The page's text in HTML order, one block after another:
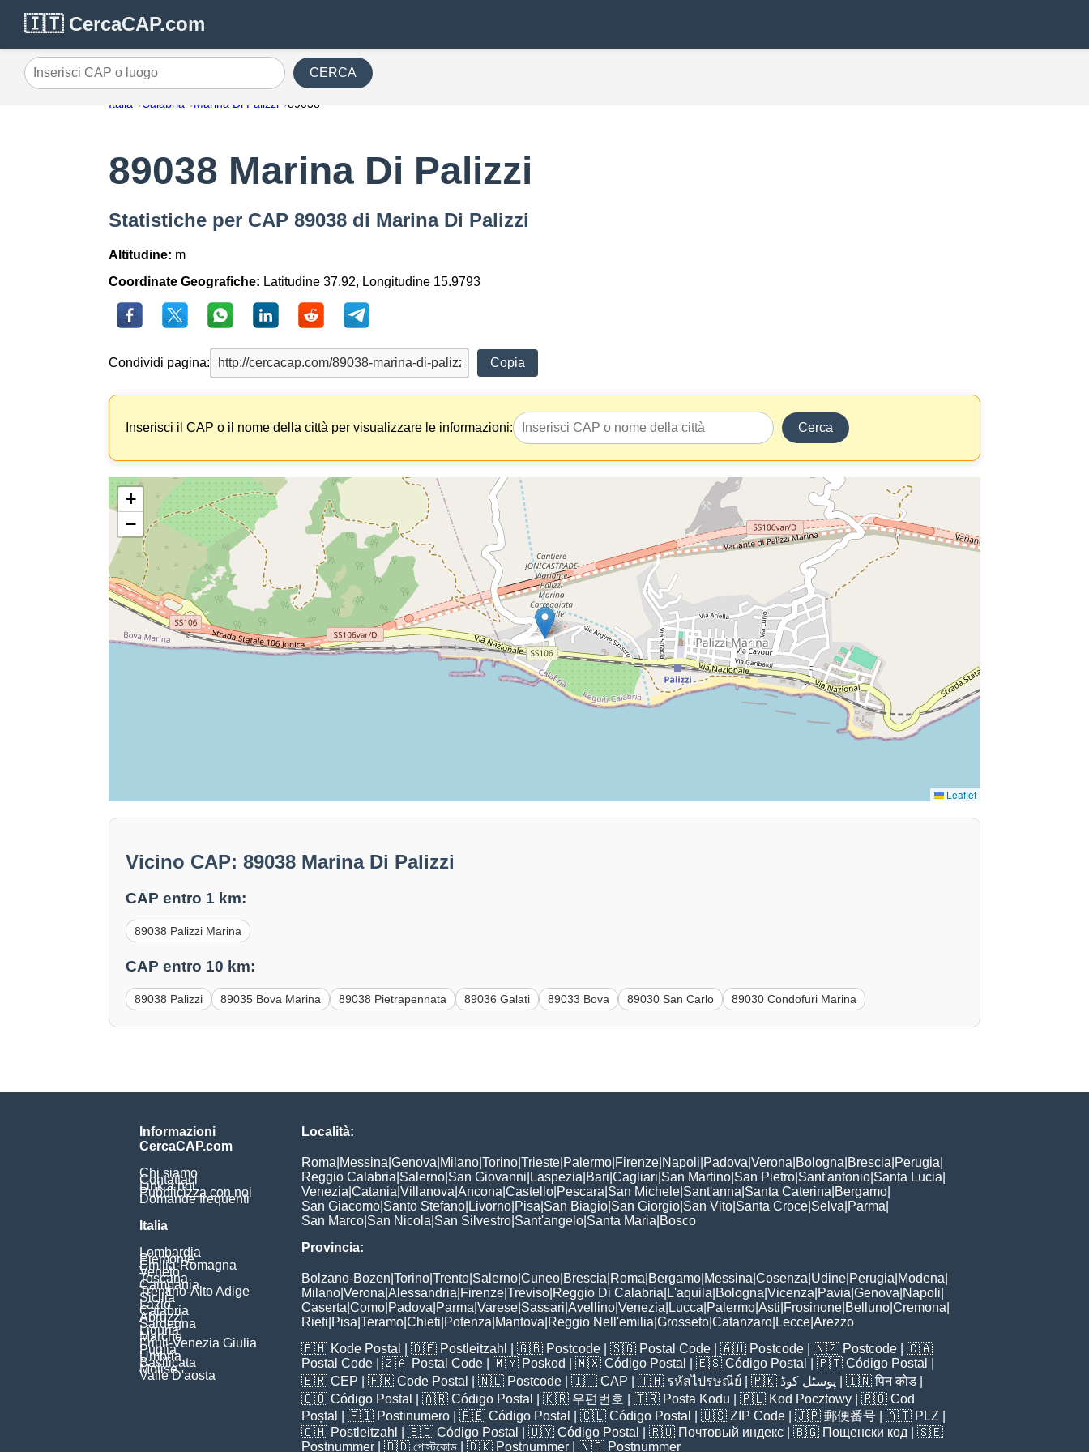
🇮🇹 CercaCAP.com
Inserisci CAP o luogo CERCA
Italia Calabria Marina Di Palizzi 89038
89038 Marina Di Palizzi
Statistiche per CAP 89038 di Marina Di Palizzi
Altitudine: m
Coordinate Geografiche: Latitudine 37.92, Longitudine 15.9793
Condividi pagina: Copia
Inserisci il CAP o il nome della città per visualizzare le informazioni: Cerca
+
−
Leaflet
Vicino CAP: 89038 Marina Di Palizzi
CAP entro 1 km:
89038 Palizzi Marina
CAP entro 10 km:
89038 Palizzi 89035 Bova Marina 89038 Pietrapennata 89036 Galati 89033 Bova 89030 San Carlo 89030 Condofuri Marina
Informazioni
CercaCAP.com
Chi siamo
Contattaci
Link a noi
Pubblicizza con noi
Domande frequenti
Italia
Lombardia
Piemonte
Emilia-Romagna
Veneto
Toscana
Campania
Trentino-Alto Adige
Sicilia
Lazio
Calabria
Abruzzi
Sardegna
Liguria
Marche
Friuli-Venezia Giulia
Puglia
Umbria
Basilicata
Molise
Valle D'aosta
Località:
Roma Messina Genova Milano Torino Trieste Palermo Firenze Napoli Padova Verona Bologna Brescia Perugia
Reggio Calabria Salerno San Giovanni Laspezia Bari Cagliari San Martino San Pietro Sant'antonio Santa Lucia
Venezia Catania Villanova Ancona Castello Pescara San Michele Sant'anna Santa Caterina Bergamo
San Giacomo Santo Stefano Livorno Pisa San Biagio San Giorgio San Vito Santa Croce Selva Parma
San Marco San Nicola San Silvestro Sant'angelo Santa Maria Bosco
Provincia:
Bolzano-Bozen Torino Trento Salerno Cuneo Brescia Roma Bergamo Messina Cosenza Udine Perugia Modena
Milano Verona Alessandria Firenze Treviso Reggio Di Calabria L'aquila Bologna Vicenza Pavia Genova Napoli
Caserta Como Padova Parma Varese Sassari Avellino Venezia Lucca Palermo Asti Frosinone Belluno Cremona
Rieti Pisa Teramo Chieti Potenza Mantova Reggio Nell'emilia Grosseto Catanzaro Lecce Arezzo
🇵🇭 Kode Postal | 🇩🇪 Postleitzahl | 🇬🇧 Postcode | 🇸🇬 Postal Code | 🇦🇺 Postcode | 🇳🇿 Postcode | 🇨🇦
Postal Code | 🇿🇦 Postal Code | 🇲🇾 Poskod | 🇲🇽 Código Postal | 🇪🇸 Código Postal | 🇵🇹 Código Postal
🇧🇷 CEP | 🇫🇷 Code Postal | 🇳🇱 Postcode | 🇮🇹 CAP | 🇹🇭 รหัสไปรษณีย์ | 🇵🇰 پوسٹل کوڈ | 🇮🇳पिन कोड
🇨🇴 Código Postal | 🇦🇷 Código Postal | 🇰🇷 우편번호 | 🇹🇷 Posta Kodu | 🇵🇱 Kod Pocztowy | 🇷🇴 Cod
Poștal
| 🇫🇮 Postinumero | 🇵🇪 Código Postal | 🇨🇱 Código Postal | 🇺🇸 ZIP Code | 🇯🇵 郵便番号 | 🇦🇹 PLZ
🇨🇭 Postleitzahl | 🇪🇨 Código Postal | 🇺🇾 Código Postal | 🇷🇺 Почтовый индекс | 🇧🇬 Пощенски код | 🇸🇪
Postnummer | 🇧🇩 পোস্টকোড | 🇩🇰 Postnummer | 🇳🇴 Postnummer